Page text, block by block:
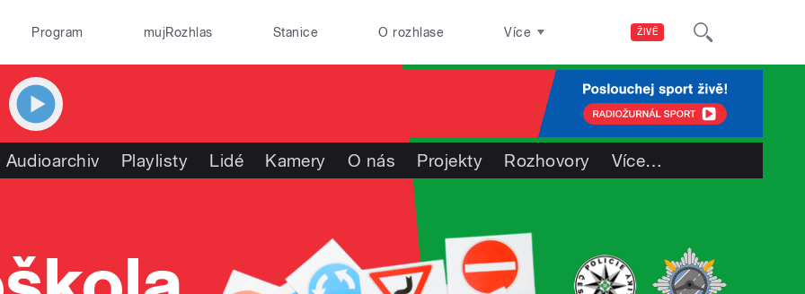
ŽIVĚ
Program mujRozhlas Stanice O rozhlase Více
Audioarchiv Playlisty Lidé Kamery O nás Projekty Rozhovory Více…